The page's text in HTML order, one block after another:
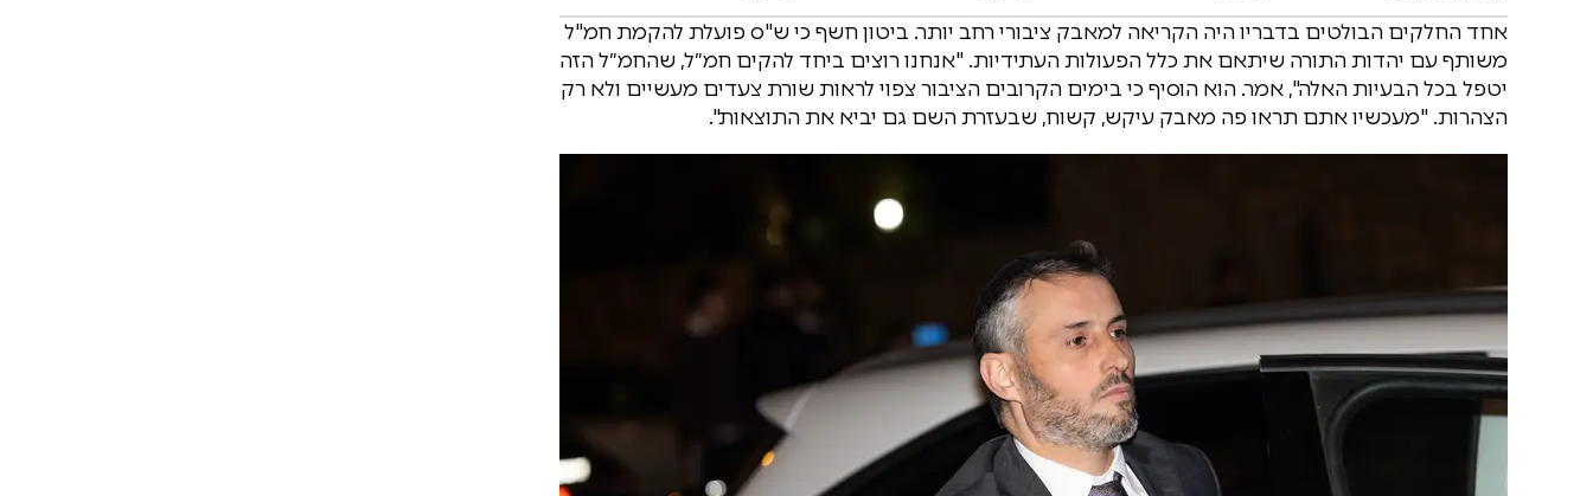
אחד החלקים הבולטים בדבריו היה הקריאה למאבק ציבורי רחב יותר. ביטון חשף כי ש"ס פועלת להקמת חמ"ל
משותף עם יהדות התורה שיתאם את כלל הפעולות העתידיות. "אנחנו רוצים ביחד להקים חמ״ל, שהחמ״ל הזה
יטפל בכל הבעיות האלה", אמר. הוא הוסיף כי בימים הקרובים הציבור צפוי לראות שורת צעדים מעשיים ולא רק
הצהרות. "מעכשיו אתם תראו פה מאבק עיקש, קשוח, שבעזרת השם גם יביא את התוצאות".